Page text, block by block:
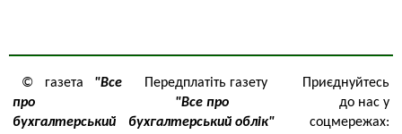
© газета "Все
про
бухгалтерський
Передплатіть газету
"Все про
бухгалтерський облік"
Приєднуйтесь
до нас у
соцмережах: